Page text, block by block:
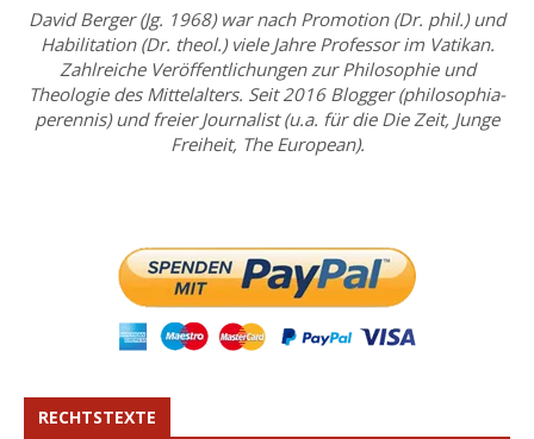
David Berger (Jg. 1968) war nach Promotion (Dr. phil.) und
Habilitation (Dr. theol.) viele Jahre Professor im Vatikan.
Zahlreiche Veröffentlichungen zur Philosophie und
Theologie des Mittelalters. Seit 2016 Blogger (philosophia-
perennis) und freier Journalist (u.a. für die Die Zeit, Junge
Freiheit, The European).
RECHTSTEXTE